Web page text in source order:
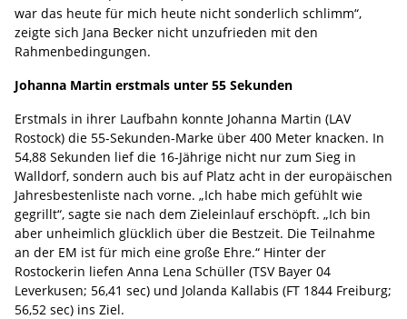
war das heute für mich heute nicht sonderlich schlimm“,
zeigte sich Jana Becker nicht unzufrieden mit den
Rahmenbedingungen.
Johanna Martin erstmals unter 55 Sekunden
Erstmals in ihrer Laufbahn konnte Johanna Martin (LAV
Rostock) die 55-Sekunden-Marke über 400 Meter knacken. In
54,88 Sekunden lief die 16-Jährige nicht nur zum Sieg in
Walldorf, sondern auch bis auf Platz acht in der europäischen
Jahresbestenliste nach vorne. „Ich habe mich gefühlt wie
gegrillt“, sagte sie nach dem Zieleinlauf erschöpft. „Ich bin
aber unheimlich glücklich über die Bestzeit. Die Teilnahme
an der EM ist für mich eine große Ehre.“ Hinter der
Rostockerin liefen Anna Lena Schüller (TSV Bayer 04
Leverkusen; 56,41 sec) und Jolanda Kallabis (FT 1844 Freiburg;
56,52 sec) ins Ziel.